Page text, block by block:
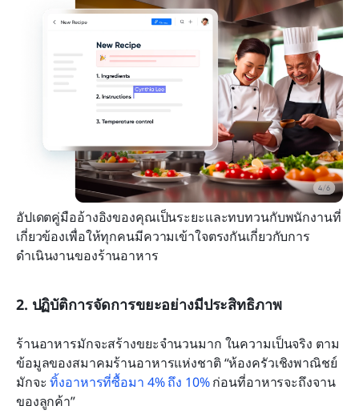
อัปเดตคู่มืออ้างอิงของคุณเป็นระยะและทบทวนกับพนักงานที่
เกี่ยวข้องเพื่อให้ทุกคนมีความเข้าใจตรงกันเกี่ยวกับการ
ดำเนินงานของร้านอาหาร
2. ปฏิบัติการจัดการขยะอย่างมีประสิทธิภาพ
ร้านอาหารมักจะสร้างขยะจำนวนมาก ในความเป็นจริง ตาม
ข้อมูลของสมาคมร้านอาหารแห่งชาติ “ห้องครัวเชิงพาณิชย์
มักจะ ทิ้งอาหารที่ซื้อมา 4% ถึง 10% ก่อนที่อาหารจะถึงจาน
ของลูกค้า”